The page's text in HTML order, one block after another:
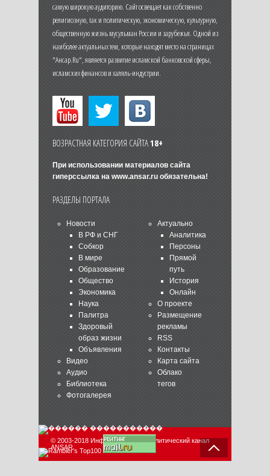
самую широкую аудиторию. Сайт освещает как собственно
религиозную, так и политическую, экономическую, культурную,
общественную жизнь мусульман России и зарубежья. Одной из
наиболее актуальных тем, которые находят место на страницах
"Ансар.Ru", является развитие исламской банковской сферы,
исламских финансов и халяль-индустрии.
ВОЗРАСТНАЯ КАТЕГОРИЯ САЙТА18+
При использовании материалов сайта
гиперссылка на www.ansar.ruобязательна!
РАЗДЕЛЫ ПОРТАЛА
Новости
В РФ и СНГ
Собкор
В мире
Образование
Общество
Экономика
Наука
Палитра
Здоровый
образ жизни
Объявления
Видео
Аудио
Библиотека
Фотогалерея
Актуально
Аналитика
Персоны
Прямой
путь
История
Онлайн
О проекте
Размещение
рекламы
RSS
Контакты
Карта сайта
Облако
тегов
© 2003-2018 Информационно-аналитический канал
ANSAR